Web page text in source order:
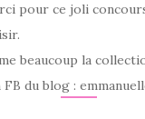
pour ce joli
beaucoup la
FB du blog :